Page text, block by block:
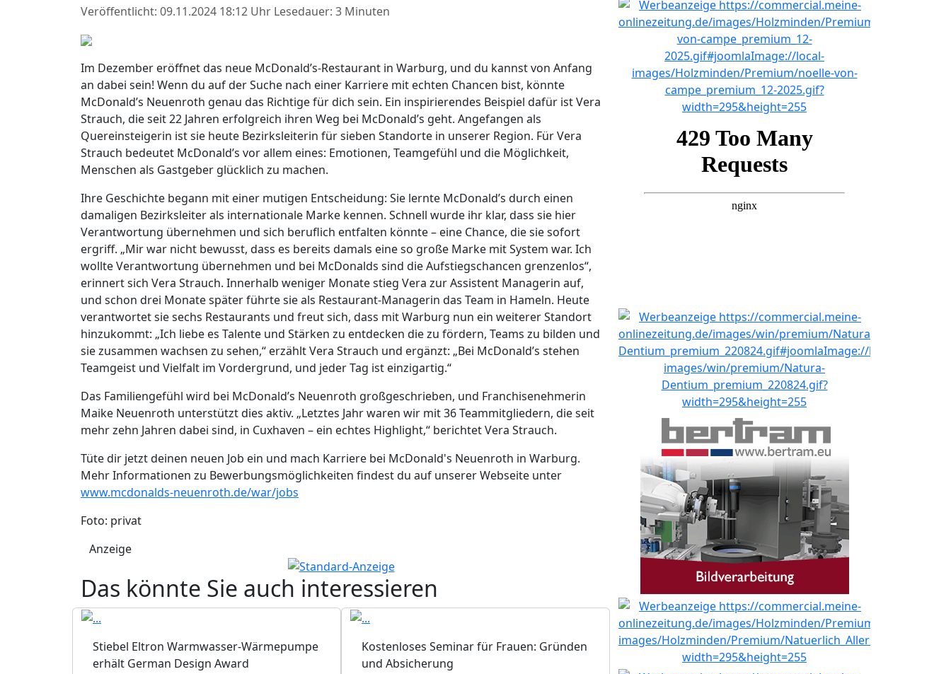
Veröffentlicht: 09.11.2024 18:12 Uhr Lesedauer: 3 Minuten
Im Dezember eröffnet das neue McDonald’s-Restaurant in Warburg, und du kannst von Anfang
an dabei sein! Wenn du auf der Suche nach einer Karriere mit echten Chancen bist, könnte
McDonald’s Neuenroth genau das Richtige für dich sein. Ein inspirierendes Beispiel dafür ist Vera
Strauch, die seit 22 Jahren erfolgreich ihren Weg bei McDonald’s geht. Angefangen als
Quereinsteigerin ist sie heute Bezirksleiterin für sieben Standorte in unserer Region. Für Vera
Strauch bedeutet McDonald’s vor allem eines: Emotionen, Teamgefühl und die Möglichkeit,
Menschen als Gastgeber glücklich zu machen.
Ihre Geschichte begann mit einer mutigen Entscheidung: Sie lernte McDonald’s durch einen
damaligen Bezirksleiter als internationale Marke kennen. Schnell wurde ihr klar, dass sie hier
Verantwortung übernehmen und sich beruflich entfalten könnte – eine Chance, die sie sofort
ergriff. „Mir war nicht bewusst, dass es bereits damals eine so große Marke mit System war. Ich
wollte Verantwortung übernehmen und bei McDonalds sind die Aufstiegschancen grenzenlos“,
erinnert sich Vera Strauch. Innerhalb weniger Monate stieg Vera zur Assistent Managerin auf,
und schon drei Monate später führte sie als Restaurant-Managerin das Team in Hameln. Heute
verantwortet sie sechs Restaurants und freut sich, dass mit Warburg nun ein weiterer Standort
hinzukommt: „Ich liebe es Talente und Stärken zu entdecken die zu fördern, Teams zu bilden und
sie zusammen wachsen zu sehen,“ erzählt Vera Strauch und ergänzt: „Bei McDonald’s stehen
Teamgeist und Vielfalt im Vordergrund, und jeder Tag ist einzigartig.“
Das Familiengefühl wird bei McDonald’s Neuenroth großgeschrieben, und Franchisenehmerin
Maike Neuenroth unterstützt dies aktiv. „Letztes Jahr waren wir mit 36 Teammitgliedern, die seit
mehr zehn Jahren dabei sind, in Cuxhaven – ein echtes Highlight,“ berichtet Vera Strauch.
Tüte dir jetzt deinen neuen Job ein und mach Karriere bei McDonald's Neuenroth in Warburg.
Mehr Informationen zu Bewerbungsmöglichkeiten findest du auf unserer Webseite unter
www.mcdonalds-neuenroth.de/war/jobs
Foto: privat
Anzeige
Das könnte Sie auch interessieren
Stiebel Eltron Warmwasser-Wärmepumpe
erhält German Design Award
Kostenloses Seminar für Frauen: Gründen
und Absicherung